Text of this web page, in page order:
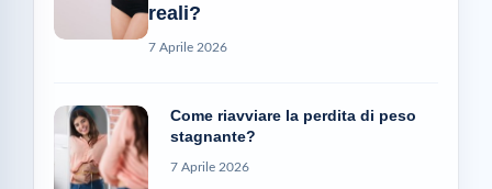
reali?
7 Aprile 2026
Come riavviare la perdita di peso
stagnante?
7 Aprile 2026